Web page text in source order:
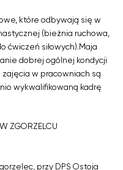
które odbywają się w
(bieżnia ruchowa,
ćwiczeń siłowych).Maja
dobrej ogólnej kondycji
w pracowniach są
wykwalifikowaną kadrę
ZGORZELCU
przy DPS Ostoja